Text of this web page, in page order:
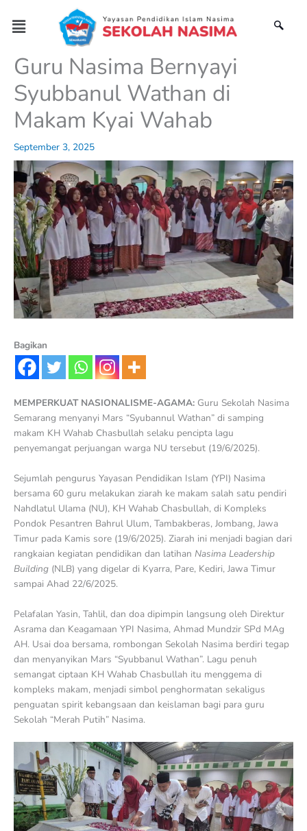
content
Menu
Guru Nasima Bernyayi
Syubbanul Wathan di
Makam Kyai Wahab
September 3, 2025
Bagikan
MEMPERKUAT NASIONALISME-AGAMA: Guru Sekolah Nasima
Semarang menyanyi Mars “Syubannul Wathan” di samping
makam KH Wahab Chasbullah selaku pencipta lagu
penyemangat perjuangan warga NU tersebut (19/6/2025).
Sejumlah pengurus Yayasan Pendidikan Islam (YPI) Nasima
bersama 60 guru melakukan ziarah ke makam salah satu pendiri
Nahdlatul Ulama (NU), KH Wahab Chasbullah, di Kompleks
Pondok Pesantren Bahrul Ulum, Tambakberas, Jombang, Jawa
Timur pada Kamis sore (19/6/2025). Ziarah ini menjadi bagian dari
rangkaian kegiatan pendidikan dan latihan Nasima Leadership
Building (NLB) yang digelar di Kyarra, Pare, Kediri, Jawa Timur
sampai Ahad 22/6/2025.
Pelafalan Yasin, Tahlil, dan doa dipimpin langsung oleh Direktur
Asrama dan Keagamaan YPI Nasima, Ahmad Mundzir SPd MAg
AH. Usai doa bersama, rombongan Sekolah Nasima berdiri tegap
dan menyanyikan Mars “Syubbanul Wathan”. Lagu penuh
semangat ciptaan KH Wahab Chasbullah itu menggema di
kompleks makam, menjadi simbol penghormatan sekaligus
penguatan spirit kebangsaan dan keislaman bagi para guru
Sekolah “Merah Putih” Nasima.